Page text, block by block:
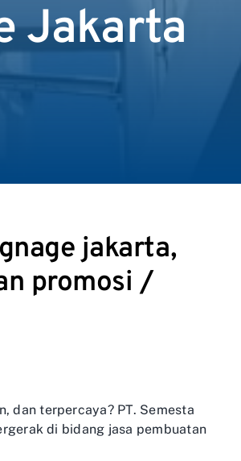
Jakarta
jakarta,
promosi /
dan terpercaya? PT. Semesta
di bidang jasa pembuatan